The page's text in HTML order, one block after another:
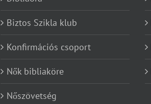
Biztos Szikla klub
Konfirmációs csoport
Nők bibliaköre
Nőszövetség